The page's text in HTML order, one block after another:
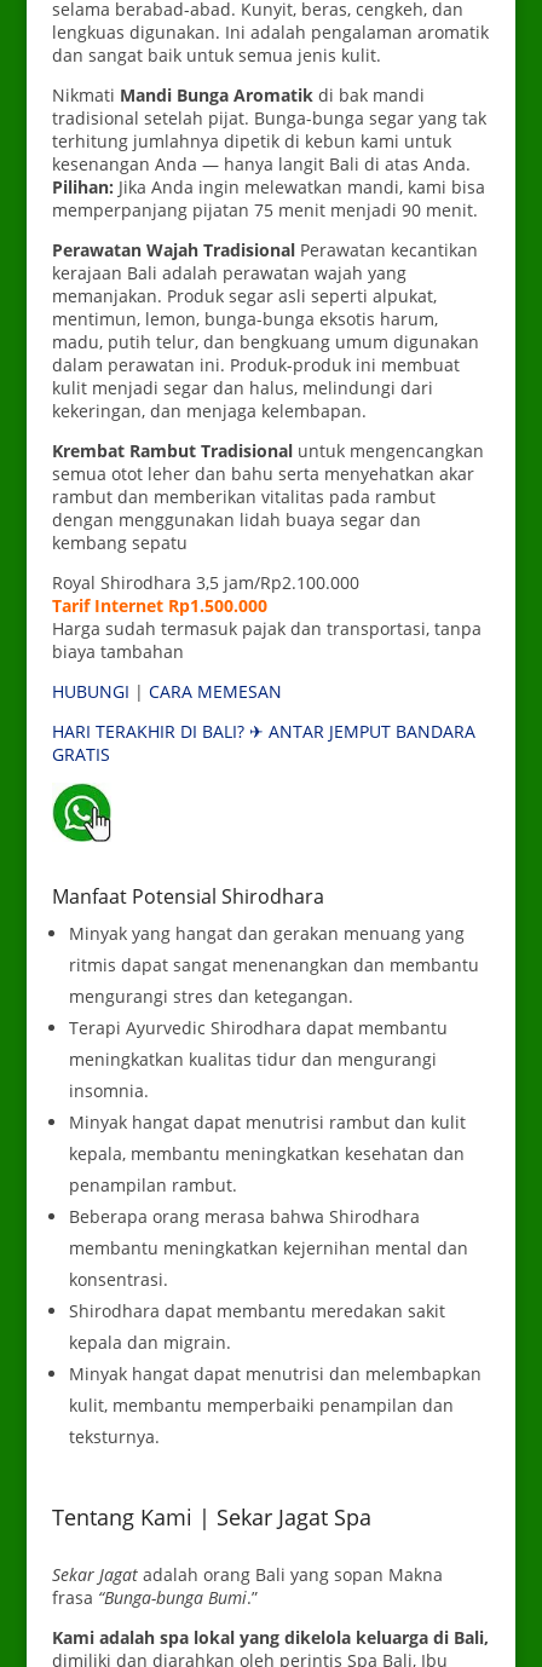
selama berabad-abad. Kunyit, beras, cengkeh, dan
lengkuas digunakan. Ini adalah pengalaman aromatik
dan sangat baik untuk semua jenis kulit.
Nikmati Mandi Bunga Aromatikdi bak mandi
tradisional setelah pijat. Bunga-bunga segar yang tak
terhitung jumlahnya dipetik di kebun kami untuk
kesenangan Anda — hanya langit Bali di atas Anda.
Pilihan: Jika Anda ingin melewatkan mandi, kami bisa
memperpanjang pijatan 75 menit menjadi 90 menit.
Perawatan Wajah Tradisional Perawatan kecantikan
kerajaan Bali adalah perawatan wajah yang
memanjakan. Produk segar asli seperti alpukat,
mentimun, lemon, bunga-bunga eksotis harum,
madu, putih telur, dan bengkuang umum digunakan
dalam perawatan ini. Produk-produk ini membuat
kulit menjadi segar dan halus, melindungi dari
kekeringan, dan menjaga kelembapan.
Krembat Rambut Tradisionaluntuk mengencangkan
semua otot leher dan bahu serta menyehatkan akar
rambut dan memberikan vitalitas pada rambut
dengan menggunakan lidah buaya segar dan
kembang sepatu
Royal Shirodhara 3,5 jam/Rp2.100.000
Tarif Internet Rp1.500.000
Harga sudah termasuk pajak dan transportasi, tanpa
biaya tambahan
HUBUNGI | CARA MEMESAN
HARI TERAKHIR DI BALI? ✈ ANTAR JEMPUT BANDARA
GRATIS
Manfaat Potensial Shirodhara
Minyak yang hangat dan gerakan menuang yang
ritmis dapat sangat menenangkan dan membantu
mengurangi stres dan ketegangan.
Terapi Ayurvedic Shirodhara dapat membantu
meningkatkan kualitas tidur dan mengurangi
insomnia.
Minyak hangat dapat menutrisi rambut dan kulit
kepala, membantu meningkatkan kesehatan dan
penampilan rambut.
Beberapa orang merasa bahwa Shirodhara
membantu meningkatkan kejernihan mental dan
konsentrasi.
Shirodhara dapat membantu meredakan sakit
kepala dan migrain.
Minyak hangat dapat menutrisi dan melembapkan
kulit, membantu memperbaiki penampilan dan
teksturnya.
Tentang Kami | Sekar Jagat Spa
Sekar Jagatadalah orang Bali yang sopan Makna
frasa “Bunga-bunga Bumi.”
Kami adalah spa lokal yang dikelola keluarga di Bali,
dimiliki dan diarahkan oleh perintis Spa Bali, Ibu